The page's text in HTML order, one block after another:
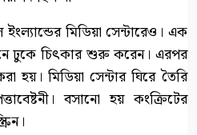
ইংল্যান্ডের মিডিয়া সেন্টারেও। এক
ঢুকে চিৎকার শুরু করেন। এরপর
হয়। মিডিয়া সেন্টার ঘিরে তৈরি
বসানো হয় কংক্রিটের